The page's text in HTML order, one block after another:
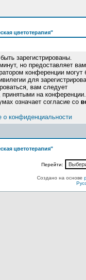
цветотерапия"
зарегистрированы.
но предоставляет вам
конференции могут
для
вам следует
принятыми на конференции.
означает согласие со
о конфиденциальности
цветотерапия"
Перейти:
Создано на основе